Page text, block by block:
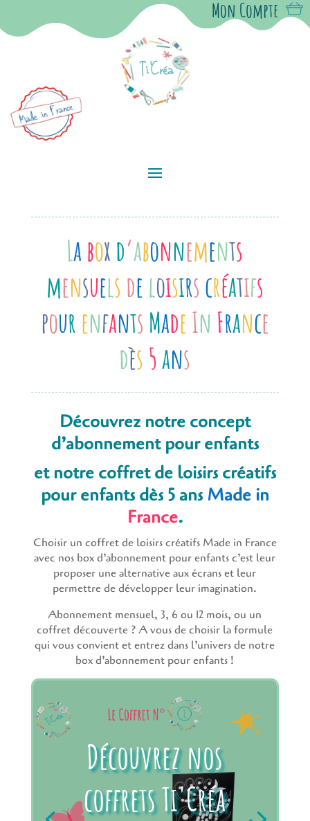
Mon Compte
Laboxd‘abonnements
mensuels deloisirscréatifs
pourenfants MadeIn France
dès 5ans
Découvrez notre concept
d’abonnement pour enfants
et notre coffret de loisirs créatifs
pour enfants dès 5 ans Made in
France.
Choisir un coffret de loisirs créatifs Made in France
avec nos box d’abonnement pour enfants c’est leur
proposer une alternative aux écrans et leur
permettre de développer leur imagination.
Abonnement mensuel, 3, 6 ou 12 mois, ou un
coffret découverte ? A vous de choisir la formule
qui vous convient et entrez dans l’univers de notre
box d’abonnement pour enfants !
Découvrez nos
coffrets Ti'Créa